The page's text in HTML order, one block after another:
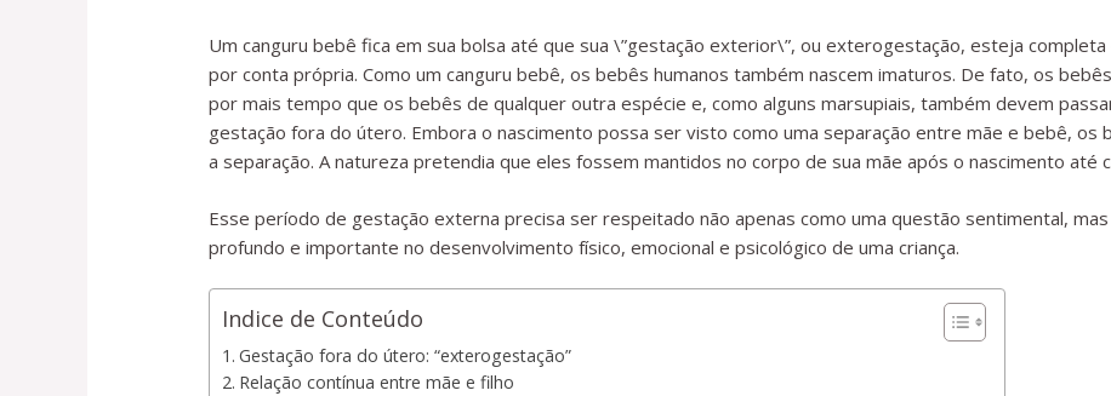
Um canguru bebê fica em sua bolsa até que sua \”gestação exterior\”, ou exterogestação, esteja
por conta própria. Como um canguru bebê, os bebês humanos também nascem imaturos. De fato, os
por mais tempo que os bebês de qualquer outra espécie e, como alguns marsupiais, também devem
gestação fora do útero. Embora o nascimento possa ser visto como uma separação entre mãe e bebê, os
a separação. A natureza pretendia que eles fossem mantidos no corpo de sua mãe após o nascimento
Esse período de gestação externa precisa ser respeitado não apenas como uma questão sentimental,
profundo e importante no desenvolvimento físico, emocional e psicológico de uma criança.
Indice de Conteúdo
Gestação fora do útero: “exterogestação”
Relação contínua entre mãe e filho